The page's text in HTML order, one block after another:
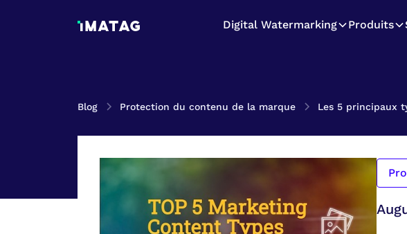
Digital Watermarking Produits
Blog Protection du contenu de la marque Les 5 principaux